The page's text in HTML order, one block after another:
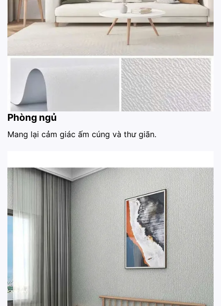
Phòng ngủ
Mang lại cảm giác ấm cúng và thư giãn.